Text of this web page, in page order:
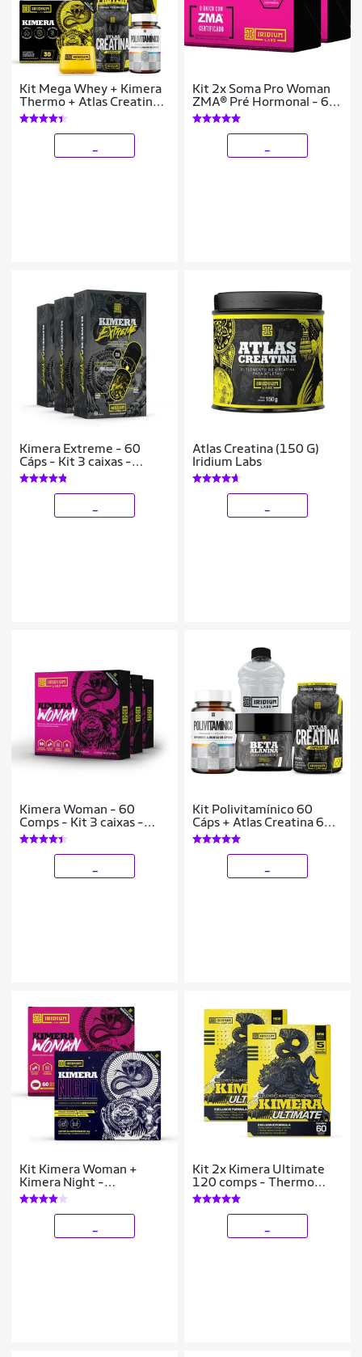
Kit Mega Whey + Kimera
Thermo + Atlas Creatina
Cáps + Polivitamínico +
Galão Cristal
Kit 2x Soma Pro Woman
ZMA® Pré Hormonal - 60
Comps
Kimera Extreme - 60
Cáps - Kit 3 caixas -
Termogênico com
potência máxima -
Iridium Labs
Atlas Creatina (150 G)
Iridium Labs
Kimera Woman - 60
Comps - Kit 3 caixas -
Termogênico Feminino
Iridium Labs
Kit Polivitamínico 60
Cáps + Atlas Creatina 60
caps + Beta Alanina +
Galão 1L
Kit Kimera Woman +
Kimera Night -
Emagrecimento Dia e
Noite
Kit 2x Kimera Ultimate
120 comps - Thermo
Tecnológico